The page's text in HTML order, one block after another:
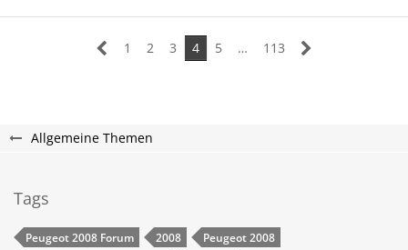
1 2 3 4 5 … 113
Allgemeine Themen
Tags
Peugeot 2008 Forum 2008
Peugeot 2008